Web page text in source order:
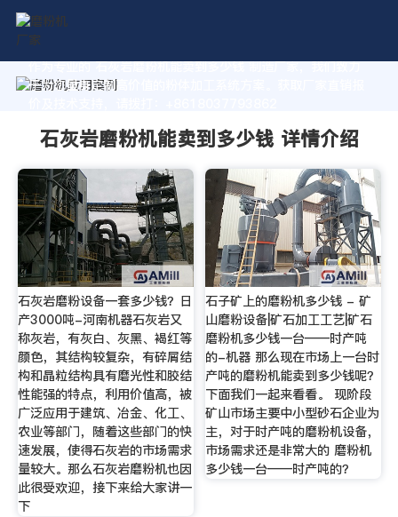
作为专业的 石灰岩磨粉机能卖到多少钱 制造厂家，我们致力
于为您量身定制高价值的粉体加工系统方案。获取厂家直销报
石灰岩磨粉机能卖到多少钱 详情介绍
石灰岩磨粉设备一套多少钱？日
产3000吨-河南机器石灰岩又
称灰岩，有灰白、灰黑、褐红等
颜色，其结构较复杂，有碎屑结
构和晶粒结构具有磨光性和胶结
性能强的特点，利用价值高，被
广泛应用于建筑、冶金、化工、
农业等部门，随着这些部门的快
速发展，使得石灰岩的市场需求
量较大。那么石灰岩磨粉机也因
此很受欢迎，接下来给大家讲一
下
石子矿上的磨粉机多少钱 - 矿
山磨粉设备|矿石加工工艺|矿石
磨粉机多少钱一台——时产吨
的-机器 那么现在市场上一台时
产吨的磨粉机能卖到多少钱呢？
下面我们一起来看看。 现阶段
矿山市场主要中小型砂石企业为
主，对于时产吨的磨粉机设备，
市场需求还是非常大的 磨粉机
多少钱一台——时产吨的？